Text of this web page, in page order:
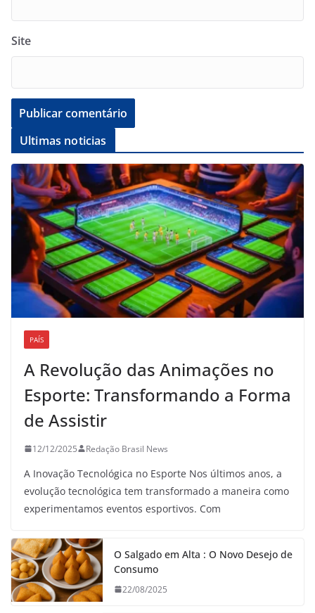
Site
Ultimas noticias
PAÍS
A Revolução das Animações no
Esporte: Transformando a Forma
de Assistir
12/12/2025 Redação Brasil News
A Inovação Tecnológica no Esporte Nos últimos anos, a
evolução tecnológica tem transformado a maneira como
experimentamos eventos esportivos. Com
O Salgado em Alta : O Novo Desejo de
Consumo
22/08/2025